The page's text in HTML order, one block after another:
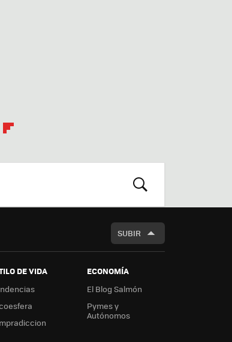
BUSCAR
SUBIR
DE VIDA
ECONOMÍA
El Blog Salmón
Pymes y
Autónomos